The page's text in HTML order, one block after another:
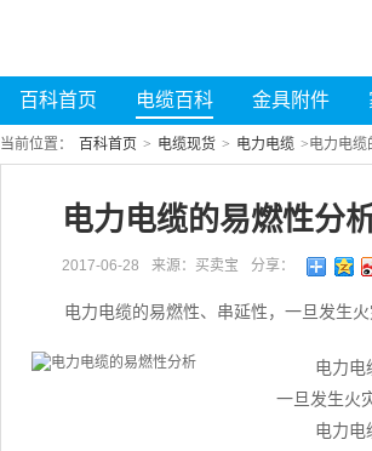
百科首页 电缆百科 金具附件
当前位置： 百科首页 > 电缆现货 > 电力电缆 >电力电缆
电力电缆的易燃性分
2017-06-28 来源：买卖宝 分享：
电力电缆的易燃性、串延性，一旦发生
电力电
一旦发生火
电力电